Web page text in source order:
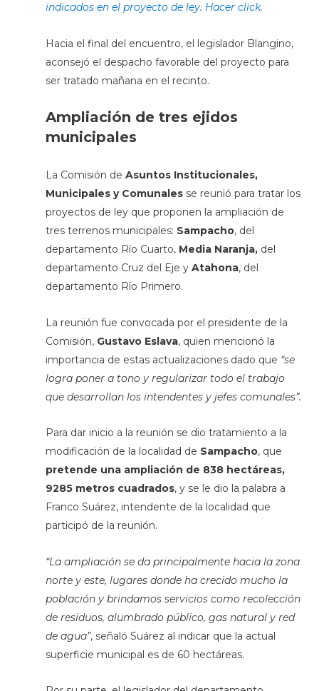
indicados en el proyecto de ley. Hacer click.
Hacia el final del encuentro, el legislador Blangino,
aconsejó el despacho favorable del proyecto para
ser tratado mañana en el recinto.
Ampliación de tres ejidos
municipales
La Comisión de Asuntos Institucionales,
Municipales y Comunales se reunió para tratar los
proyectos de ley que proponen la ampliación de
tres terrenos municipales: Sampacho, del
departamento Río Cuarto, Media Naranja,del
departamento Cruz del Eje y Atahona, del
departamento Río Primero.
La reunión fue convocada por el presidente de la
Comisión, Gustavo Eslava, quien mencionó la
importancia de estas actualizaciones dado que “se
logra poner a tono y regularizar todo el trabajo
que desarrollan los intendentes y jefes comunales”.
Para dar inicio a la reunión se dio tratamiento a la
modificación de la localidad de Sampacho, que
pretende una ampliación de 838 hectáreas,
9285 metros cuadrados, y se le dio la palabra a
Franco Suárez, intendente de la localidad que
participó de la reunión.
“La ampliación se da principalmente hacia la zona
norte y este, lugares donde ha crecido mucho la
población y brindamos servicios como recolección
de residuos, alumbrado público, gas natural y red
de agua”, señaló Suárez al indicar que la actual
superficie municipal es de 60 hectáreas.